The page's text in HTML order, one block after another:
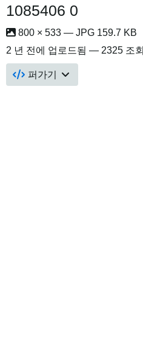
1085406 0
800 × 533 — JPG 159.7 KB
2 년 전 에 업로드됨 — 2325 조회
퍼가기